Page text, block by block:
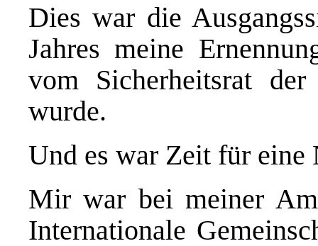
Dies war die
Jahres meine
vom Sicherheitsrat
wurde.
Und es war Zeit für eine
Mir war bei meiner
Internationale